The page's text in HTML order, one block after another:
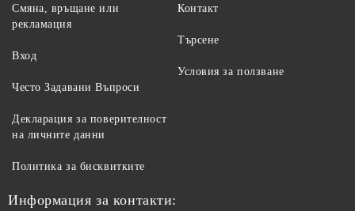
Смяна, връщане или
рекламация
Вход
Често Задавани Въпроси
Контакт
Търсене
Условия за ползване
Декларация за поверителност
на личните данни
Политика за бисквитките
Информация за контакти: